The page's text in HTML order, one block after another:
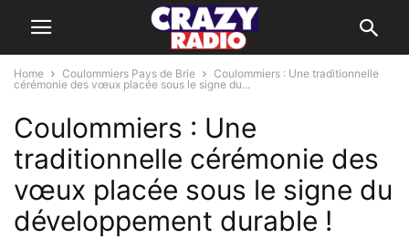
Home Coulommiers Pays de Brie
Coulommiers : Une traditionnelle
cérémonie des vœux placée sous le signe du...
Coulommiers : Une
traditionnelle cérémonie des
vœux placée sous le signe du
développement durable !